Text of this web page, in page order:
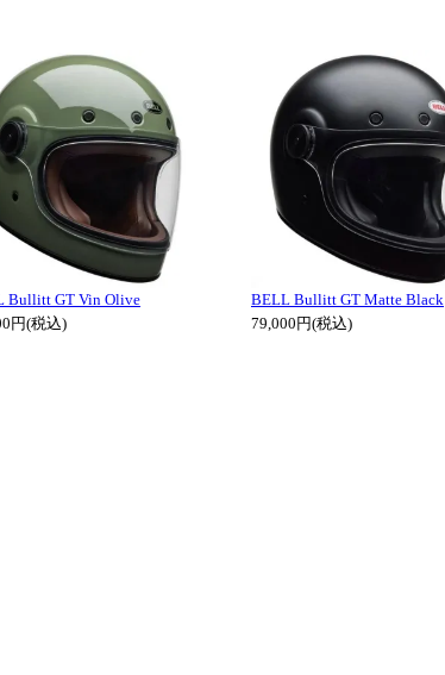
Bullitt GT Vin Olive
円(税込)
BELL Bullitt GT Matte Black
79,000円(税込)